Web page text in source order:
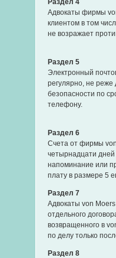
Раздел 4
Адвокаты фирмы
клиентом в том
не возражает
Раздел 5
Электронный
регулярно, не реже
безопасности по
телефону.
Раздел 6
Счета от фирмы
четырнадцати
напоминание или
плату в размере 5
Раздел 7
Адвокаты von
отдельного
возвращенного в
по делу только
Раздел 8